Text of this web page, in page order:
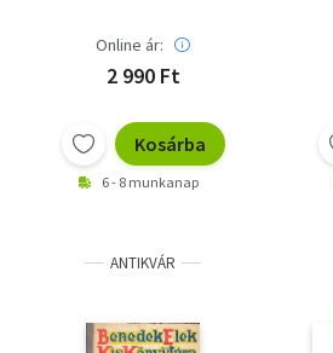
Online ár:
2 990 Ft
Kosárba
6 - 8 munkanap
ANTIKVÁR